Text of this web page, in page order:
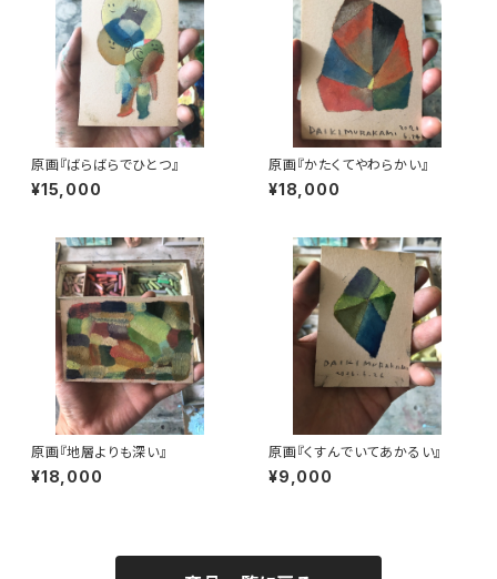
原画『ばらばらでひとつ』
¥15,000
原画『かたくてやわらかい』
¥18,000
原画『地層よりも深い』
¥18,000
原画『くすんでいてあかるい』
¥9,000